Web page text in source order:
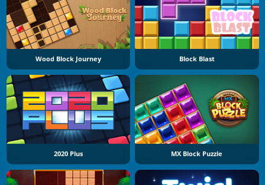
Wood Block Journey Block Blast
2020 Plus MX Block Puzzle